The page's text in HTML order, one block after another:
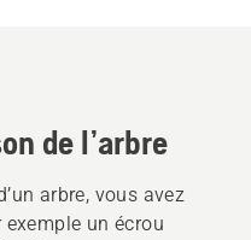
de l’arbre
arbre, vous avez
un écrou